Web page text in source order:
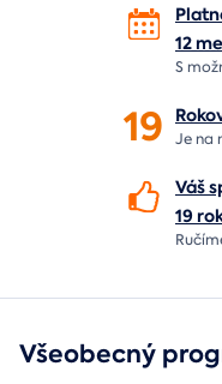
12
S
19 Je na
Váš
19
Všeobecný